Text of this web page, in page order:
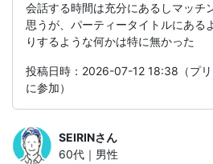
会話する時間は充分にあるしマッチ
思うが、パーティータイトルにある
りするような何かは特に無かった
投稿日時：2026-07-12 18:38（プ
に参加）
SEIRINさん
60代｜男性